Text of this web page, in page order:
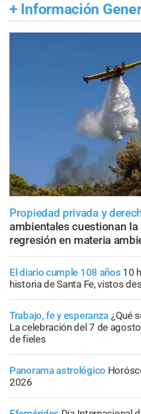
+ Información
Propiedad privada y
ambientales cuestionan
regresión en materia
El diario cumple 108 años 10
historia de Santa Fe, vistos
Trabajo, fe y esperanza ¿Qué
La celebración del 7 de
de fieles
Panorama astrológico
2026